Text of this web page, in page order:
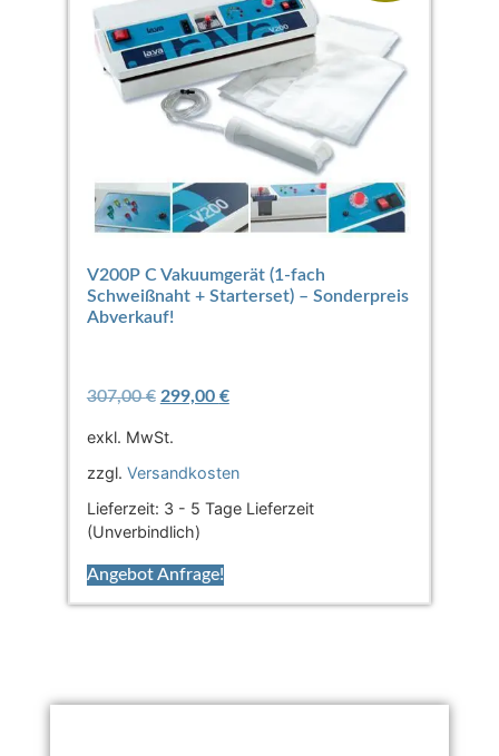
V200P C Vakuumgerät (1-fach
Schweißnaht + Starterset) – Sonderpreis
Abverkauf!
307,00€ 299,00 €
exkl. MwSt.
zzgl. Versandkosten
Lieferzeit: 3 - 5 Tage Lieferzeit
(Unverbindlich)
Angebot Anfrage!